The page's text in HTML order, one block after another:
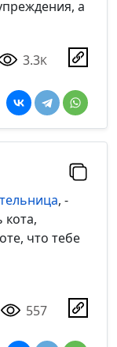
а
3.3K
, -
кота,
что тебе
557